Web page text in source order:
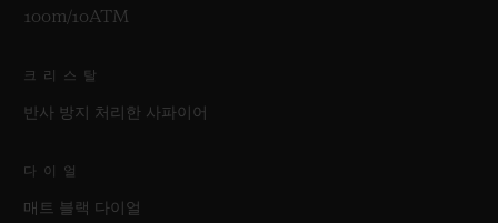
100m/10ATM
크리스탈
반사 방지 처리한 사파이어
다이얼
매트 블랙 다이얼